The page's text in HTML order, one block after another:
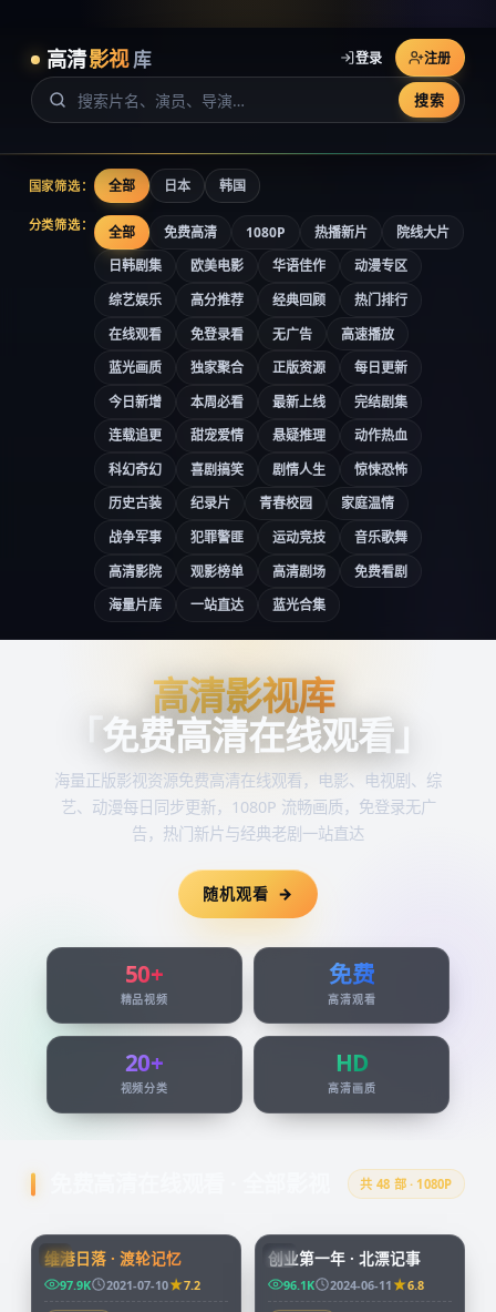
高清影视 库
搜索
登录 注册
国家筛选： 全部 日本 韩国
分类筛选： 全部 免费高清 1080P 热播新片
院线大片
日韩剧集
欧美电影 华语佳作
动漫专区
综艺娱乐
高分推荐 经典回顾
热门排行
在线观看
免登录看 无广告
高速播放
蓝光画质
独家聚合 正版资源
每日更新
今日新增
本周必看 最新上线
完结剧集
连载追更
甜宠爱情 悬疑推理
动作热血
科幻奇幻
喜剧搞笑 剧情人生
惊悚恐怖
历史古装
纪录片 青春校园
家庭温情
战争军事
犯罪警匪 运动竞技
音乐歌舞
高清影院
观影榜单 高清剧场
免费看剧
海量片库
一站直达 蓝光合集
高清影视库
高清影视库
免费高清在线观看」
海量正版影视资源免费高清在线观看 ，电影、电视剧、综
艺、动漫每日同步更新，1080P 流畅画质，免登录无广
告，热门新片与经典老剧一站直达
随机观看
50+
精品视频
免费
高清观看
20+
视频分类
HD
高清画质
共 48 部 · 1080P
HK
维港日落 · 渡轮记忆
97.9K 2021-07-10 7.2
CN
创业第一年 · 北漂记事
96.1K 2024-06-11 6.8